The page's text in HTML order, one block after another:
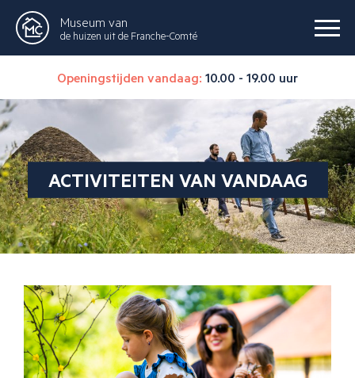
Museum van
de huizen uit de Franche-Comté
Openingstijden vandaag: 10.00 - 19.00 uur
ACTIVITEITEN VAN VANDAAG